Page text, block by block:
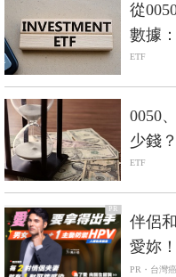
從
數據
持敬畏
ETF
0050
少錢
大」
ETF
PR
伴侶
愛妳！
PR・台灣